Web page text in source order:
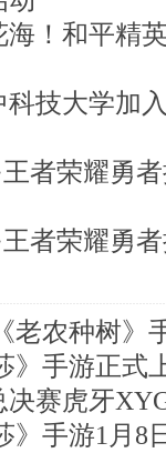
！和平精
技大学加
者荣耀勇
者荣耀勇
老农种树》
》手游正式
赛虎牙
》手游1月8